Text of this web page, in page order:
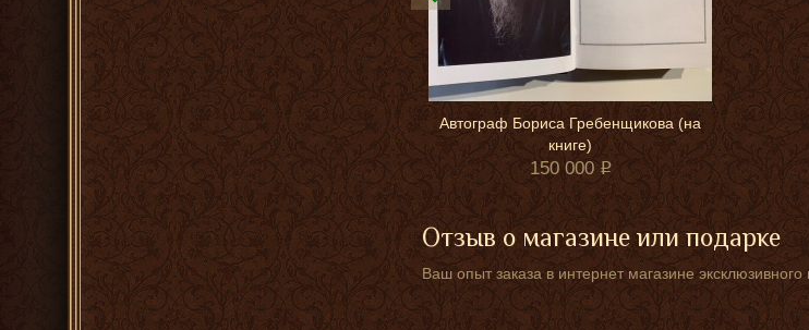
Автограф Бориса Гребенщикова (на
книге)
150 000
Отзыв о магазине или подарке
Ваш опыт заказа в интернет магазине